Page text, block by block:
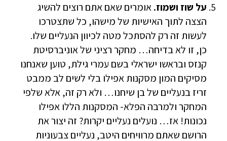
על שוז ושמוז.אומרים שאם אתם רוצים להשיג
הצצה לתוך האישיות של מישהו, כל שתצטרכו
לעשות זה רק להסתכל מטה לכיוון הנעליים שלו.
כן, זו לא בדיחה… מחקר רציני של אוניברסיטת
קנזס ובראשו ישראלי בשם עמרי גילת, טוען שאנחנו
מסיקים המון מסקנות אפילו בלי לשים לב ממבט
זריז בנעליים של בן שיחנו… ולא רק זה, אלא שלפי
המחקר ולמרבה הפלא- המסקנות הללו אפילו
נכונות! אז… נועלים נעליים יקרות? זה יצור את
הרושם שאתם מרוויחים היטב, נעליים צבעוניות